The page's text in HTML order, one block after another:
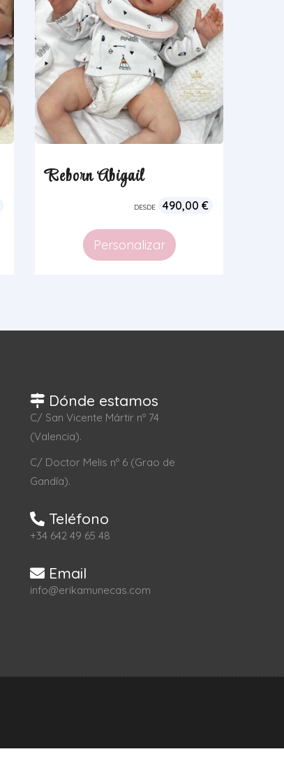
Reborn Abigail
DESDE 490,00 €
Personalizar
Dónde estamos
C/ San Vicente Mártir nº 74
(Valencia).
C/ Doctor Melis nº 6 (Grao de
Gandía).
Teléfono
+34 642 49 65 48
Email
info@erikamunecas.com